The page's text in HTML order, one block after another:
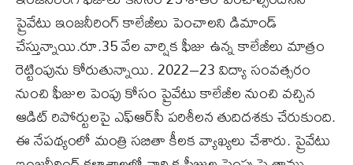
ప్రైవేటు ఇంజనీరింగ్‌ కాలేజీలు పెంచాలని డిమాండ్‌
చేస్తున్నాయి.రూ.35 వేల వార్షిక ఫీజు ఉన్న కాలేజీలు మాత్రం
రెట్టింపును కోరుతున్నాయి. 2022–23 విద్యా సంవత్సరం
నుంచి ఫీజుల పెంపు కోసం ప్రైవేటు కాలేజీల నుంచి వచ్చిన
ఆడిట్‌ రిపోర్టులపై ఎఫ్‌ఆర్‌సీ పరిశీలన తుదిదశకు చేరుకుంది.
ఈ నేపథ్యంలో మంత్రి సబితా కీలక వ్యాఖ్యలు చేశారు. ప్రైవేటు